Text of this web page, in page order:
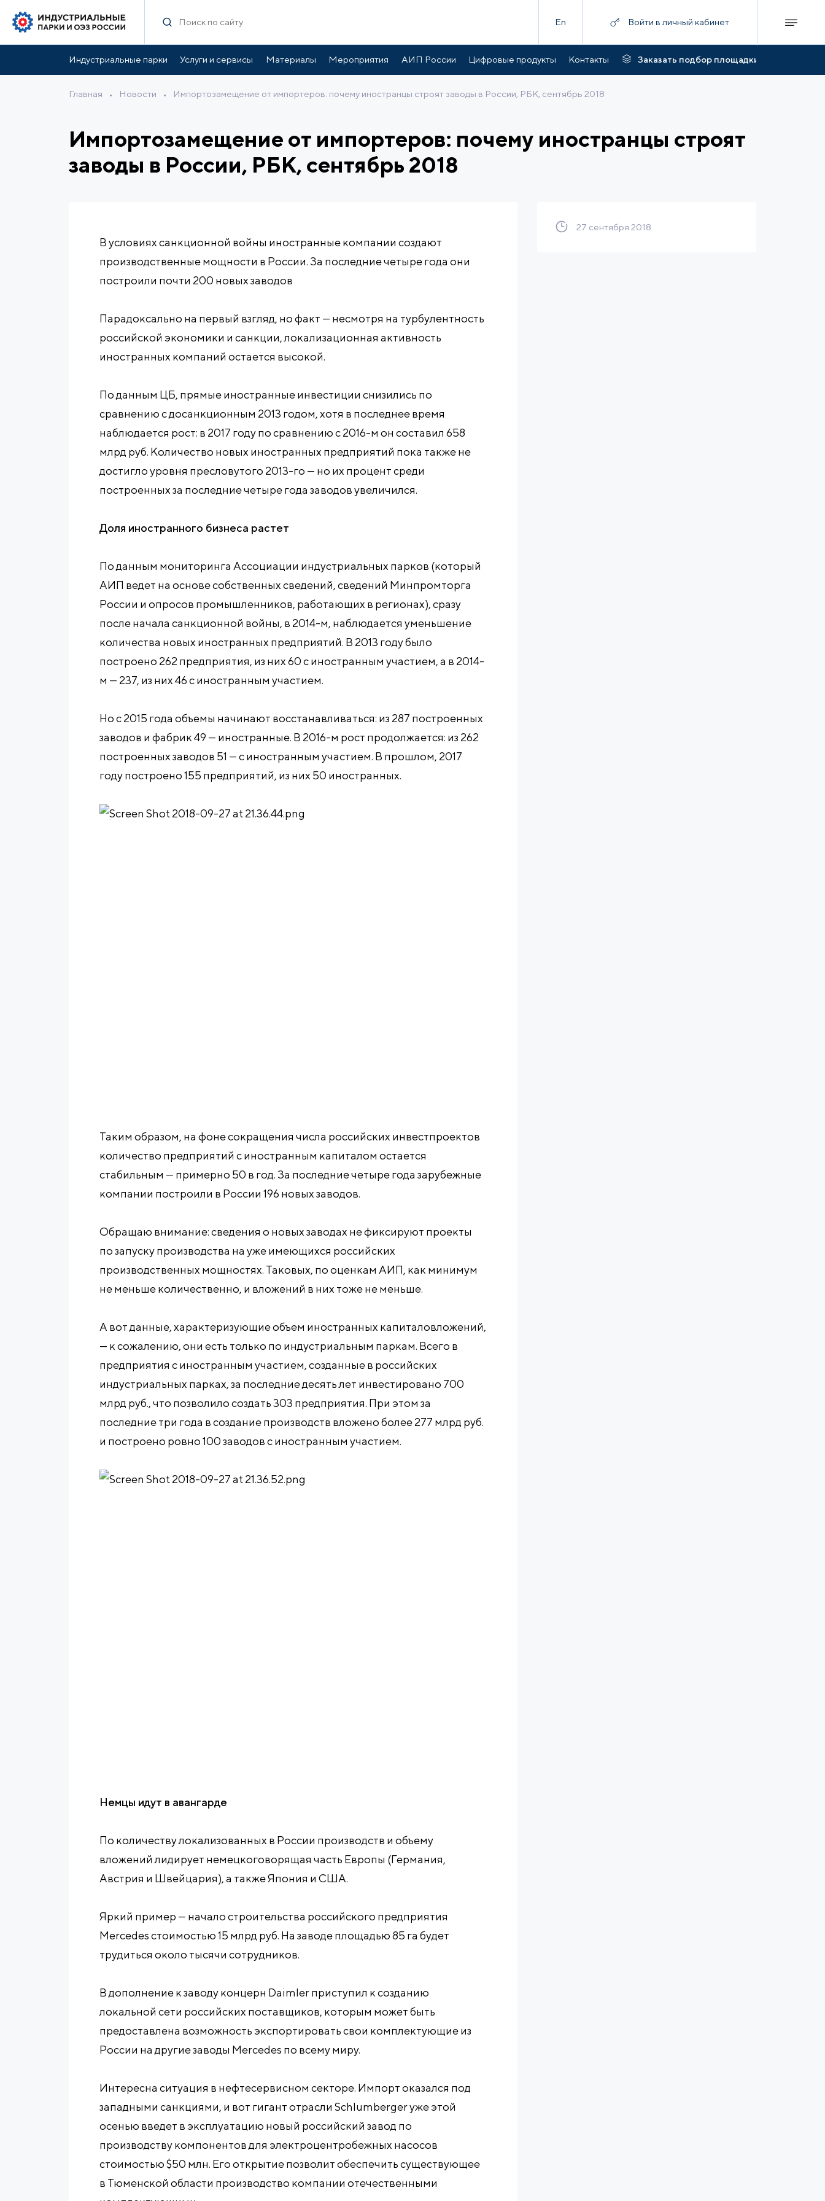
En Войти в личный кабинет
Индустриальные парки Услуги и сервисы Материалы Мероприятия АИП России Цифровые продукты Контакты Заказать подбор площадки
Главная • Новости • Импортозамещение от импортеров: почему иностранцы строят заводы в России, РБК, сентябрь 2018
Импортозамещение от импортеров: почему иностранцы строят
заводы в России, РБК, сентябрь 2018
В условиях санкционной войны иностранные компании создают
производственные мощности в России. За последние четыре года они
построили почти 200 новых заводов
Парадоксально на первый взгляд, но факт — несмотря на турбулентность
российской экономики и санкции, локализационная активность
иностранных компаний остается высокой.
По данным ЦБ, прямые иностранные инвестиции снизились по
сравнению с досанкционным 2013 годом, хотя в последнее время
наблюдается рост: в 2017 году по сравнению с 2016-м он составил 658
млрд руб. Количество новых иностранных предприятий пока также не
достигло уровня пресловутого 2013-го — но их процент среди
построенных за последние четыре года заводов увеличился.
Доля иностранного бизнеса растет
По данным мониторинга Ассоциации индустриальных парков (который
АИП ведет на основе собственных сведений, сведений Минпромторга
России и опросов промышленников, работающих в регионах), сразу
после начала санкционной войны, в 2014-м, наблюдается уменьшение
количества новых иностранных предприятий. В 2013 году было
построено 262 предприятия, из них 60 с иностранным участием, а в 2014-
м — 237, из них 46 с иностранным участием.
Но с 2015 года объемы начинают восстанавливаться: из 287 построенных
заводов и фабрик 49 — иностранные. В 2016-м рост продолжается: из 262
построенных заводов 51 — с иностранным участием. В прошлом, 2017
году построено 155 предприятий, из них 50 иностранных.
Таким образом, на фоне сокращения числа российских инвестпроектов
количество предприятий с иностранным капиталом остается
стабильным — примерно 50 в год. За последние четыре года зарубежные
компании построили в России 196 новых заводов.
Обращаю внимание: сведения о новых заводах не фиксируют проекты
по запуску производства на уже имеющихся российских
производственных мощностях. Таковых, по оценкам АИП, как минимум
не меньше количественно, и вложений в них тоже не меньше.
А вот данные, характеризующие объем иностранных капиталовложений,
— к сожалению, они есть только по индустриальным паркам. Всего в
предприятия с иностранным участием, созданные в российских
индустриальных парках, за последние десять лет инвестировано 700
млрд руб., что позволило создать 303 предприятия. При этом за
последние три года в создание производств вложено более 277 млрд руб.
и построено ровно 100 заводов с иностранным участием.
Немцы идут в авангарде
По количеству локализованных в России производств и объему
вложений лидирует немецкоговорящая часть Европы (Германия,
Австрия и Швейцария), а также Япония и США.
Яркий пример — начало строительства российского предприятия
Mercedes стоимостью 15 млрд руб. На заводе площадью 85 га будет
трудиться около тысячи сотрудников.
В дополнение к заводу концерн Daimler приступил к созданию
локальной сети российских поставщиков, которым может быть
предоставлена возможность экспортировать свои комплектующие из
России на другие заводы Mercedes по всему миру.
Интересна ситуация в нефтесервисном секторе. Импорт оказался под
западными санкциями, и вот гигант отрасли Schlumberger уже этой
осенью введет в эксплуатацию новый российский завод по
производству компонентов для электроцентробежных насосов
стоимостью $50 млн. Его открытие позволит обеспечить существующее
в Тюменской области производство компании отечественными
27 сентября 2018